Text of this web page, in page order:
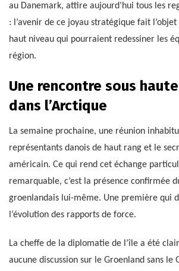
au Danemark, attire aujourd’hui tous les
: l’avenir de ce joyau stratégique fait
haut niveau qui pourraient redessiner les
région.
Une rencontre sous
dans l’Arctique
La semaine prochaine, une réunion
représentants danois de haut rang et le
américain. Ce qui rend cet échange
remarquable, c’est la présence confirmée
groenlandais lui-même. Une première qui
l’évolution des rapports de force.
La cheffe de la diplomatie de l’île a été
aucune discussion sur le Groenland sans le